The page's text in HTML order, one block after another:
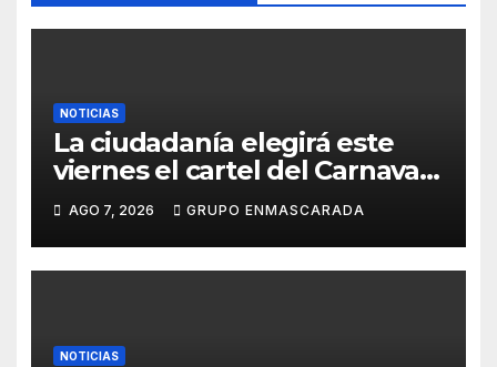
NOTICIAS
La ciudadanía elegirá este
viernes el cartel del Carnaval
de Las Palmas de Gran
Canaria 2027 en una gala
retransmitida por Televisión
Canaria
AGO 7, 2026 GRUPO ENMASCARADA
NOTICIAS